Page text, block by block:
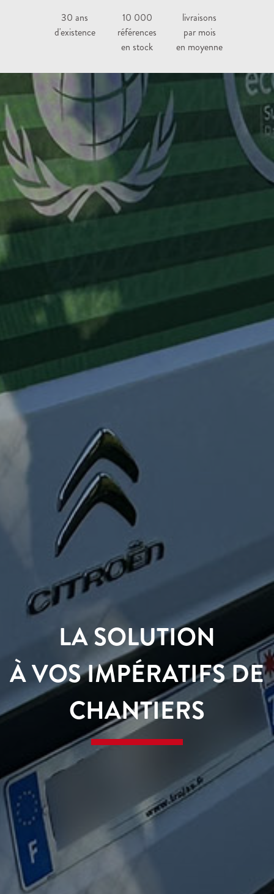
30 ans
d'existence
10 000
références
en stock
livraisons
par mois
en moyenne
LA SOLUTION
À VOS IMPÉRATIFS DE
CHANTIERS